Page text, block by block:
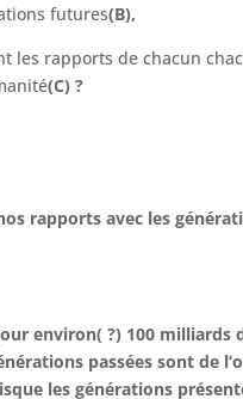
futures(B),
les rapports de chacun
(C) ?
rapports avec les
environ( ?) 100 milliards
passées sont de
les générations